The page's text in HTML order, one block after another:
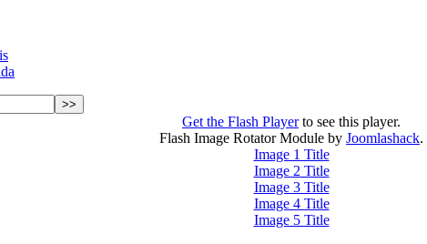
Get the Flash Playerto see this player.
Flash Image Rotator Module by Joomlashack.
Image 1 Title
Image 2 Title
Image 3 Title
Image 4 Title
Image 5 Title